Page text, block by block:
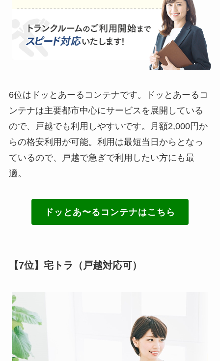
6位はドッとあーるコンテナです。ドッとあーるコ
ンテナは主要都市中心にサービスを展開している
ので、戸越でも利用しやすいです。月額2,000円か
らの格安利用が可能。利用は最短当日からとなっ
ているので、戸越で急ぎで利用したい方にも最
適。
ドッとあ〜るコンテナはこちら
【7位】宅トラ（戸越対応可）